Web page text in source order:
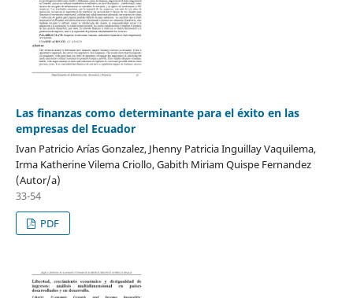
Las finanzas como determinante para el éxito en las
empresas del Ecuador
Ivan Patricio Arías Gonzalez, Jhenny Patricia Inguillay Vaquilema,
Irma Katherine Vilema Criollo, Gabith Miriam Quispe Fernandez
(Autor/a)
33-54
PDF